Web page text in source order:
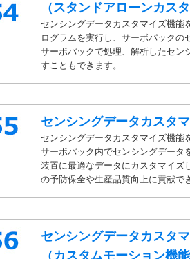
（スタンドアローンカス
センシングデータカスタマイズ機能
ログラムを実行し、サーボパックの
サーボパックで処理、解析したセン
すこともできます。
センシングデータカスタ
センシングデータカスタマイズ機能
サーボパック内でセンシングデータ
装置に最適なデータにカスタマイズ
の予防保全や生産品質向上に貢献で
センシングデータカスタ
（カスタムモーション機能